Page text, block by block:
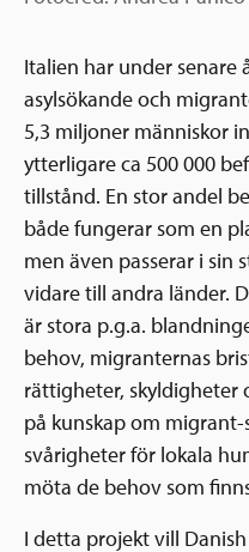
Italien har under senare
asylsökande och
5,3 miljoner människor
ytterligare ca 500 000
tillstånd. En stor andel
både fungerar som en
men även passerar i sin
vidare till andra länder.
är stora p.g.a.
behov, migranternas
rättigheter, skyldigheter
på kunskap om
svårigheter för lokala
möta de behov som
I detta projekt vill Danish